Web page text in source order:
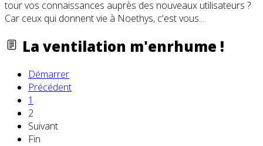
tour vos connaissances auprès des nouveaux utilisateurs ?
Car ceux qui donnent vie à Noethys, c'est vous...
La ventilation m'enrhume !
Démarrer
Précédent
1
2
Suivant
Fin